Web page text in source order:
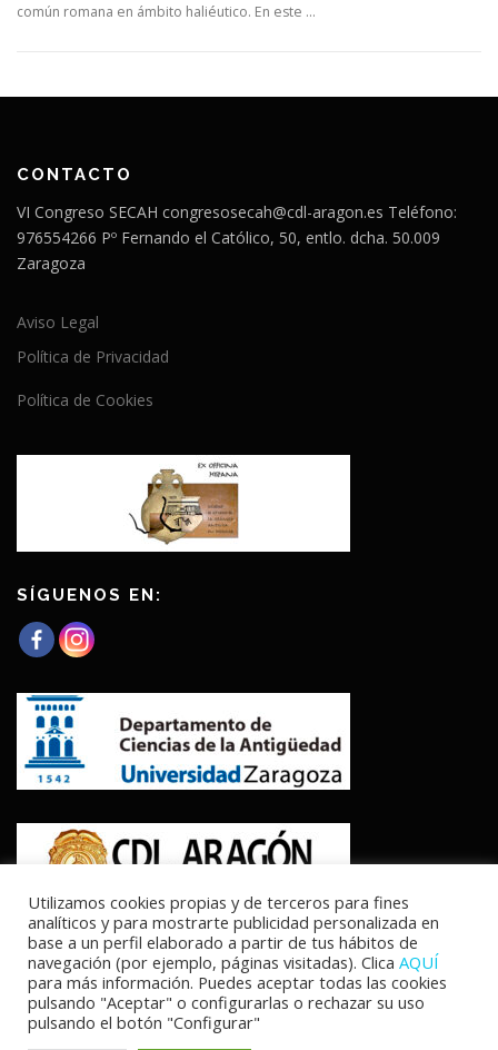
común romana en ámbito haliéutico. En este …
CONTACTO
VI Congreso SECAH congresosecah@cdl-aragon.es Teléfono:
976554266 Pº Fernando el Católico, 50, entlo. dcha. 50.009
Zaragoza
Aviso Legal
Política de Privacidad
Política de Cookies
SÍGUENOS EN:
Copyright © 2026 Los cursos fluviales en Hispania, vías de
Utilizamos cookies propias y de terceros para fines
analíticos y para mostrarte publicidad personalizada en
base a un perfil elaborado a partir de tus hábitos de
navegación (por ejemplo, páginas visitadas). Clica AQUÍ
para más información. Puedes aceptar todas las cookies
pulsando "Aceptar" o configurarlas o rechazar su uso
pulsando el botón "Configurar"